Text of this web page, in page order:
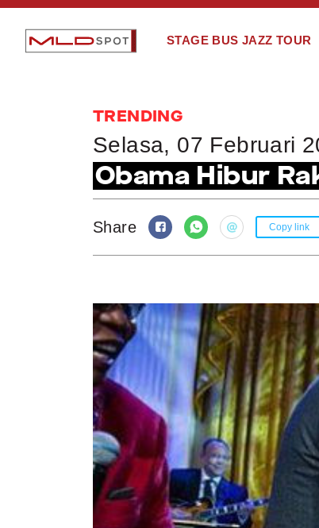
STAGE BUS JAZZ TOUR
TRENDING
Selasa, 07 Februari
Obama Hibur
Share Copy link